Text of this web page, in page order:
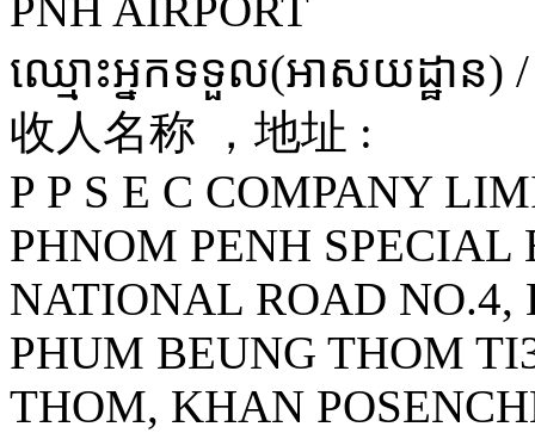
ឈ្មោះអ្នកទទួល(អាសយដ្ឋាន) /
收人名称 ，地址 :
P P S E C COMPANY
PHNOM PENH SPECIAL
NATIONAL ROAD NO.4,
PHUM BEUNG THOM
THOM, KHAN